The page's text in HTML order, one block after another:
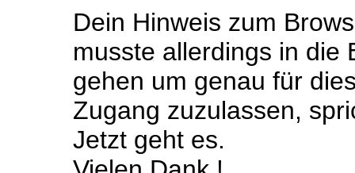
Dein Hinweis zum
musste allerdings in die
gehen um genau für
Zugang zuzulassen,
Jetzt geht es.